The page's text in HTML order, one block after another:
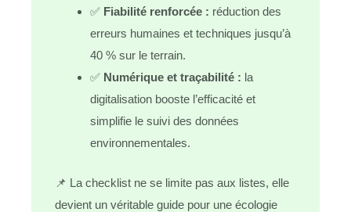
✅ Fiabilité renforcée : réduction des
erreurs humaines et techniques jusqu’à
40 % sur le terrain.
✅ Numérique et traçabilité : la
digitalisation booste l’efficacité et
simplifie le suivi des données
environnementales.
📌 La checklist ne se limite pas aux listes, elle
devient un véritable guide pour une écologie